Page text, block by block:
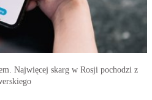
Najwięcej skarg w Rosji pochodzi z